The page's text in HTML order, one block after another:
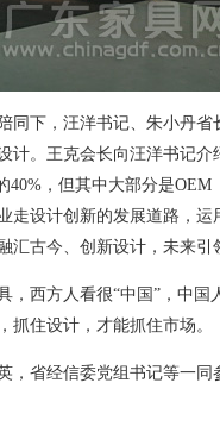
同下，汪洋书记、朱小丹省
。王克会长向汪洋书记介
，但其中大部分是OEM
走设计创新的发展道路，运
古今、创新设计，未来引
西方人看很“中国”，中国
住设计，才能抓住市场。
省经信委党组书记等一同